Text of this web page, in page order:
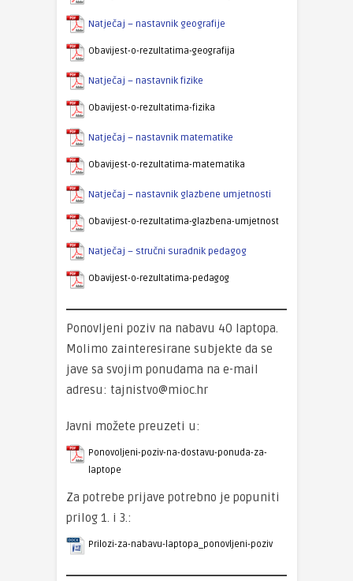
Natječaj – nastavnik geografije
Obavijest-o-rezultatima-geografija
Natječaj – nastavnik fizike
Obavijest-o-rezultatima-fizika
Natječaj – nastavnik matematike
Obavijest-o-rezultatima-matematika
Natječaj – nastavnik glazbene umjetnosti
Obavijest-o-rezultatima-glazbena-umjetnost
Natječaj – stručni suradnik pedagog
Obavijest-o-rezultatima-pedagog
Ponovljeni poziv na nabavu 40 laptopa.
Molimo zainteresirane subjekte da se
jave sa svojim ponudama na e-mail
adresu: tajnistvo@mioc.hr
Javni možete preuzeti u:
Ponovoljeni-poziv-na-dostavu-ponuda-za-
laptope
Za potrebe prijave potrebno je popuniti
prilog 1. i 3.:
Prilozi-za-nabavu-laptopa_ponovljeni-poziv